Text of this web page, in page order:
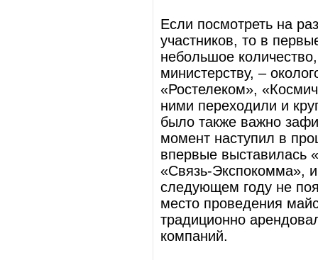
Если посмотреть на
участников, то в
небольшое
министерству, –
«Ростелеком»,
ними переходили и
было также важно
момент наступил в
впервые выставилась
«Связь-Экспокомма»,
следующем году не
место проведения
традиционно
компаний.